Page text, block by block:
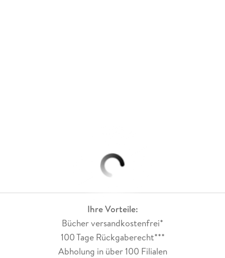
Ihre Vorteile:
Bücher versandkostenfrei*
100 Tage Rückgaberecht***
Abholung in über 100 Filialen